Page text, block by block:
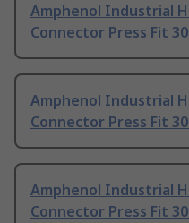
Amphenol Industrial
Connector Press Fit
Amphenol Industrial
Connector Press Fit
Amphenol Industrial
Connector Press Fit